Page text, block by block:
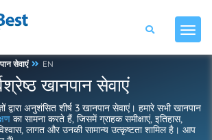
सेवाएं EN
खानपान सेवाएं
द्वारा अनुशंसित शीर्ष 3 खानपान सेवाएं। हमारे सभी खानपान
का सामना करते हैं, जिसमें ग्राहक समीक्षाएं, इतिहास,
लागत और उनकी सामान्य उत्कृष्टता शामिल है। आप